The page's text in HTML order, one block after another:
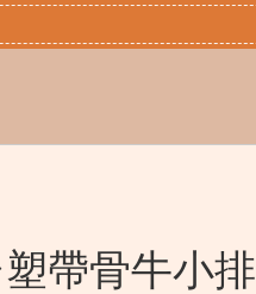
帶骨牛小排